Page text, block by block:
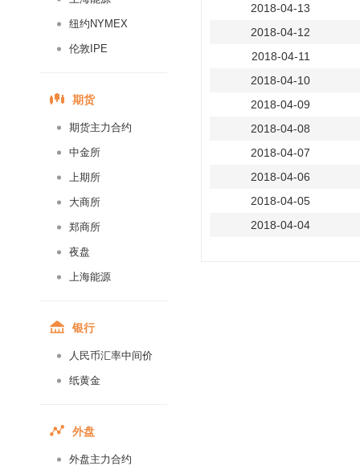
纽约NYMEX
伦敦IPE
期货
期货主力合约
中金所
上期所
大商所
郑商所
夜盘
上海能源
银行
人民币汇率中间价
纸黄金
外盘
外盘主力合约
2018-04-13
2018-04-12
2018-04-11
2018-04-10
2018-04-09
2018-04-08
2018-04-07
2018-04-06
2018-04-05
2018-04-04